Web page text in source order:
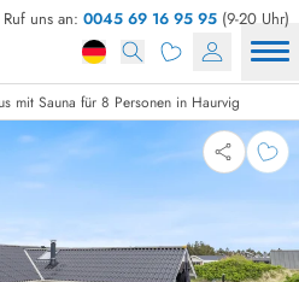
Ruf uns an: 0045 69 16 95 95 (9-20 Uhr)
mit Sauna für 8 Personen in Haurvig